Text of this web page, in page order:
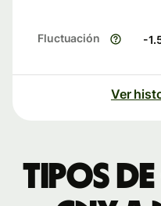
Fluctuación -
Ver
Tipos